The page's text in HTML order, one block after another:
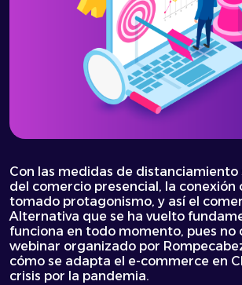
Con las medidas de distanciamiento
del comercio presencial, la conexión
tomado protagonismo, y así el
Alternativa que se ha vuelto
funciona en todo momento, pues no
webinar organizado por
cómo se adapta el e-commerce en
crisis por la pandemia.